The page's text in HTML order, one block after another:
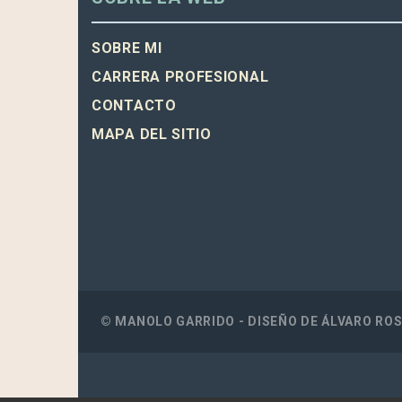
SOBRE MI
CARRERA PROFESIONAL
CONTACTO
MAPA DEL SITIO
© MANOLO GARRIDO - DISEÑO DEÁLVARO